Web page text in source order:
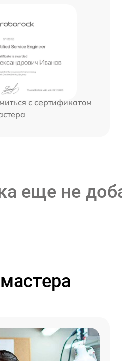
с сертификатом
еще не